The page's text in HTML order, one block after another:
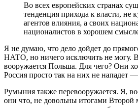
Во всех европейских странах
тенденция прихода к власти, не
агентов влияния, а своих
националистов в хорошем
Я не думаю, что дело дойдет до
НАТО, но ничего исключить не могу.
вооружается Польша. Для чего? Они
Россия просто так на них не нападет —
Румыния также перевооружается. Я,
они что, не довольны итогами